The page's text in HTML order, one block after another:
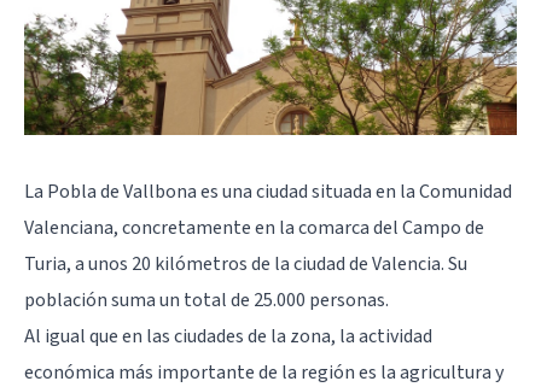
La Pobla de Vallbona es una ciudad situada en la Comunidad
Valenciana, concretamente en la comarca del Campo de
Turia, a unos 20 kilómetros de la ciudad de Valencia. Su
población suma un total de 25.000 personas.
Al igual que en las ciudades de la zona, la actividad
económica más importante de la región es la agricultura y